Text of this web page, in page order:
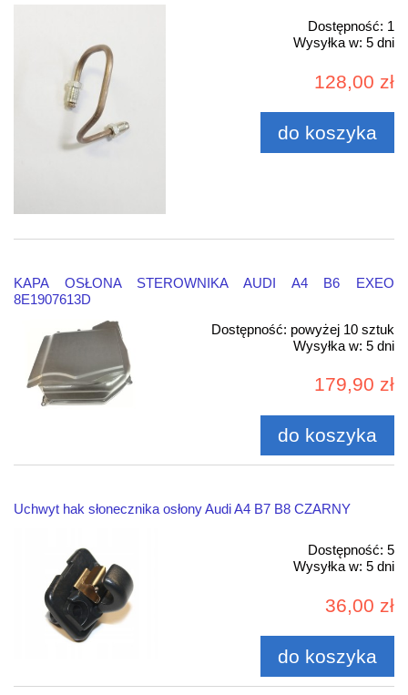
Dostępność: 1
Wysyłka w: 5 dni
128,00 zł
do koszyka
KAPA OSŁONA STEROWNIKA AUDI A4 B6 EXEO
8E1907613D
Dostępność: powyżej 10 sztuk
Wysyłka w: 5 dni
179,90 zł
do koszyka
Uchwyt hak słonecznika osłony Audi A4 B7 B8 CZARNY
Dostępność: 5
Wysyłka w: 5 dni
36,00 zł
do koszyka